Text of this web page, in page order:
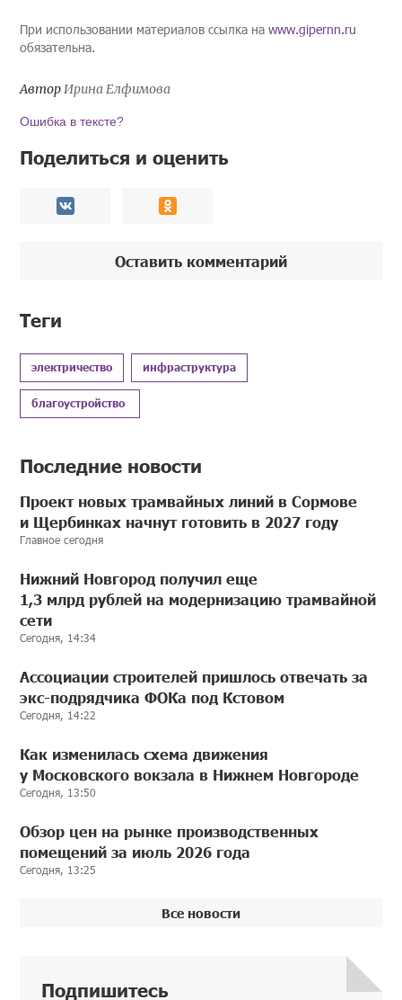
При использовании материалов ссылка наwww.gipernn.ru
обязательна.
АвторИрина Елфимова
Ошибка в тексте?
Поделиться и оценить
Оставить комментарий
Теги
электричество инфраструктура
благоустройство
Последние новости
Проект новых трамвайных линий в Сормове
и Щербинках начнут готовить в 2027 году
Главное сегодня
Нижний Новгород получил еще
1,3 млрд рублей на модернизацию трамвайной
сети
Сегодня, 14:34
Ассоциации строителей пришлось отвечать за
экс-подрядчика ФОКа под Кстовом
Сегодня, 14:22
Как изменилась схема движения
у Московского вокзала в Нижнем Новгороде
Сегодня, 13:50
Обзор цен на рынке производственных
помещений за июль 2026 года
Сегодня, 13:25
Все новости
Подпишитесь